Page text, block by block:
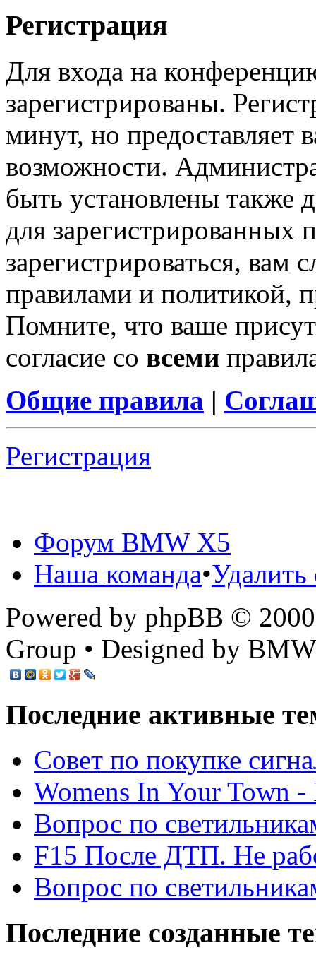
Регистрация
Для входа на
зарегистрированы.
минут, но предоставляет
возможности.
быть установлены также
для зарегистрированных
зарегистрироваться, вам
правилами и политикой,
Помните, что ваше
согласие со всеми
Общие правила |
Регистрация
Форум BMW X5
Наша команда•
Powered by phpBB ©
Group • Designed by
Последние активные
Cовет по покупке
Womens In Your Town
Вопрос по
F15 После ДТП. Не
Вопрос по
Последние созданные